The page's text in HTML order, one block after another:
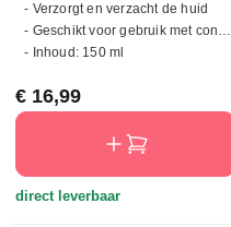
- Verzorgt en verzacht de huid
- Geschikt voor gebruik met condooms
- Inhoud: 150 ml
Normale prijs:
€ 16,99
direct leverbaar